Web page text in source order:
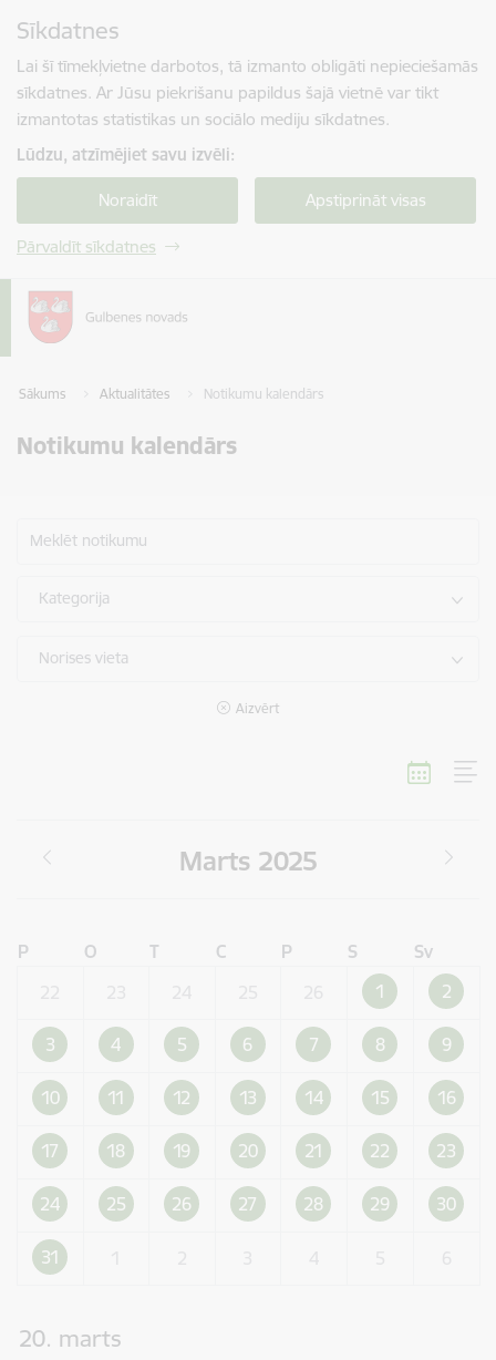
Sīkdatnes
Lai šī tīmekļvietne darbotos, tā izmanto obligāti nepieciešamās
sīkdatnes. Ar Jūsu piekrišanu papildus šajā vietnē var tikt
izmantotas statistikas un sociālo mediju sīkdatnes.
Lūdzu, atzīmējiet savu izvēli:
Noraidīt Apstiprināt visas
Pārvaldīt sīkdatnes
Sākums Aktualitātes Notikumu kalendārs
Notikumu kalendārs
Meklēt notikumu
Kategorija
Norises vieta
Aizvērt
Marts 2025
P O T C P S
Sv
1 2
3 4 5 6 7 8 9
10 11 12 13 14 15 16
17 18 19 20 21 22 23
24 25 26 27 28 29 30
31
20. marts